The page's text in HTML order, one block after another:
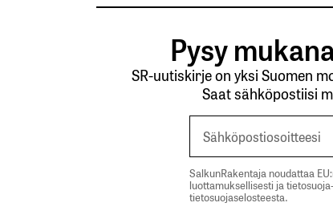
Pysy
SR-uutiskirje on yksi Suomen
Saat sähköpostiisi
SalkunRakentaja noudattaa
luottamuksellisesti ja
tietosuojaselosteesta.